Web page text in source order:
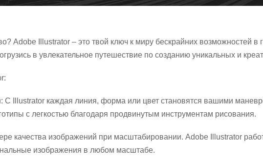
Adobe Illustrator – это твой ключ к миру бескрайних возможностей в
в увлекательное путешествие по созданию уникальных и
Illustrator каждая линия, форма или цвет становятся вашими
с легкостью благодаря продвинутым инструментам рисования.
качества изображений при масштабировании. Adobe Illustrator
изображения в любом масштабе.